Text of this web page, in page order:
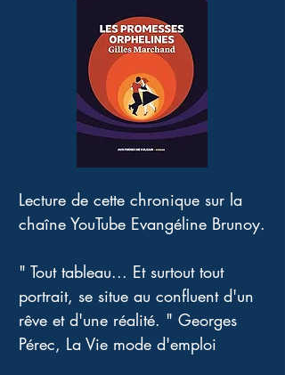
Lecture de cette chronique sur la
chaîne YouTube Evangéline Brunoy.
" Tout tableau... Et surtout tout
portrait, se situe au confluent d'un
rêve et d'une réalité. " Georges
Pérec, La Vie mode d'emploi